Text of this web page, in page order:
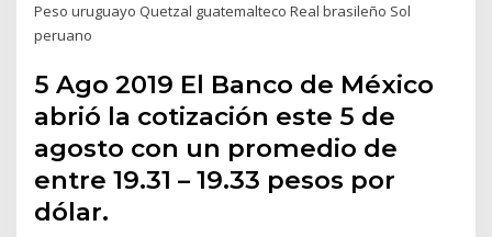
Peso uruguayo Quetzal guatemalteco Real brasileño Sol
peruano
5 Ago 2019 El Banco de México
abrió la cotización este 5 de
agosto con un promedio de
entre 19.31 – 19.33 pesos por
dólar.